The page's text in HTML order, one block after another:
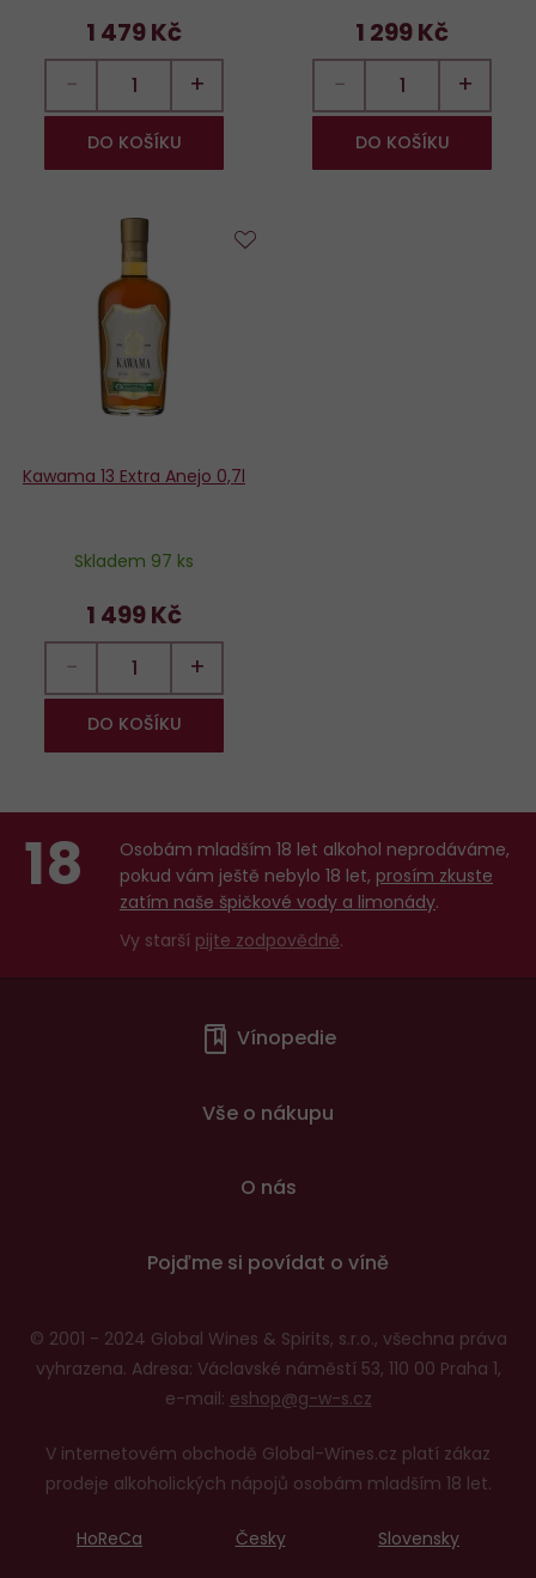
1 479 Kč
− +
DO KOŠÍKU
1 299 Kč
− +
DO KOŠÍKU
Kawama 13 Extra Anejo 0,7l
Skladem 97 ks
1 499 Kč
− +
DO KOŠÍKU
18
Osobám mladším 18 let alkohol neprodáváme,
pokud vám ještě nebylo 18 let, prosím zkuste
zatím naše špičkové vody a limonády.
Vy starší pijte zodpovědně.
Vínopedie
Vše o nákupu
O nás
Pojďme si povídat o víně
© 2001 - 2024 Global Wines & Spirits, s.r.o., všechna práva
vyhrazena. Adresa: Václavské náměstí 53, 110 00 Praha 1,
e-mail: eshop@g-w-s.cz
V internetovém obchodě Global-Wines.cz platí zákaz
prodeje alkoholických nápojů osobám mladším 18 let.
HoReCa Česky Slovensky